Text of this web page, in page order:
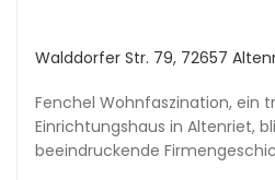
Walddorfer Str. 79, 72657
Fenchel Wohnfaszination, ein
Einrichtungshaus in Altenriet,
beeindruckende